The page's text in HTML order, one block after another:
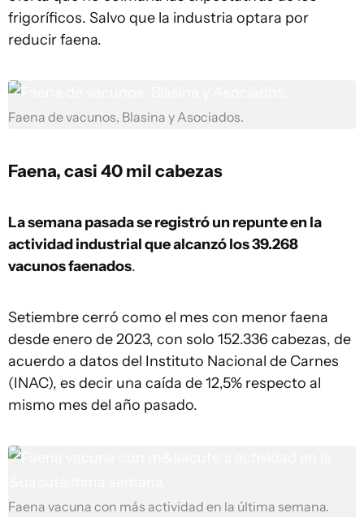
frigoríficos. Salvo que la industria optara por
reducir faena.
Faena de vacunos, Blasina y Asociados.
Faena, casi 40 mil cabezas
La semana pasada se registró un repunte en la
actividad industrial que alcanzó los 39.268
vacunos faenados.
Setiembre cerró como el mes con menor faena
desde enero de 2023, con solo 152.336 cabezas, de
acuerdo a datos del Instituto Nacional de Carnes
(INAC), es decir una caída de 12,5% respecto al
mismo mes del año pasado.
Faena vacuna con más actividad en la última semana.